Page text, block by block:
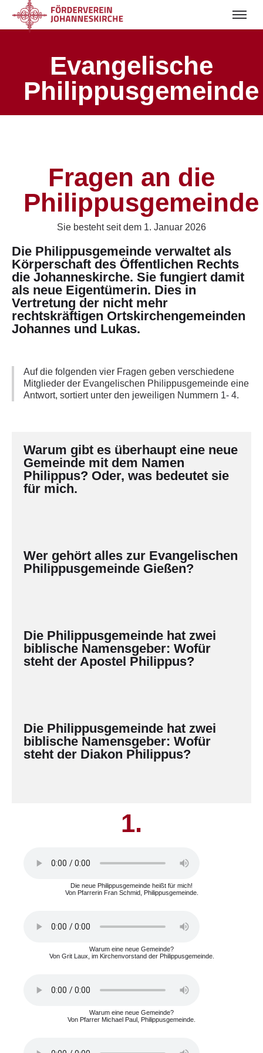
Evangelische
Philippusgemeinde
Fragen an die
Philippusgemeinde
Sie besteht seit dem 1. Januar 2026
Die Philippusgemeinde verwaltet als
Körperschaft des Öffentlichen Rechts
die Johanneskirche. Sie fungiert damit
als neue Eigentümerin. Dies in
Vertretung der nicht mehr
rechtskräftigen Ortskirchengemeinden
Johannes und Lukas.
Auf die folgenden vier Fragen geben verschiedene
Mitglieder der Evangelischen Philippusgemeinde eine
Antwort, sortiert unter den jeweiligen Nummern 1- 4.
Warum gibt es überhaupt eine neue
Gemeinde mit dem Namen
Philippus? Oder, was bedeutet sie
für mich.
Wer gehört alles zur Evangelischen
Philippusgemeinde Gießen?
Die Philippusgemeinde hat zwei
biblische Namensgeber: Wofür
steht der Apostel Philippus?
Die Philippusgemeinde hat zwei
biblische Namensgeber: Wofür
steht der Diakon Philippus?
1.
Die neue Philippusgemeinde heißt für mich!
Von Pfarrerin Fran Schmid, Philippusgemeinde.
Warum eine neue Gemeinde?
Von Grit Laux, im Kirchenvorstand der Philippusgemeinde.
Warum eine neue Gemeinde?
Von Pfarrer Michael Paul, Philippusgemeinde.